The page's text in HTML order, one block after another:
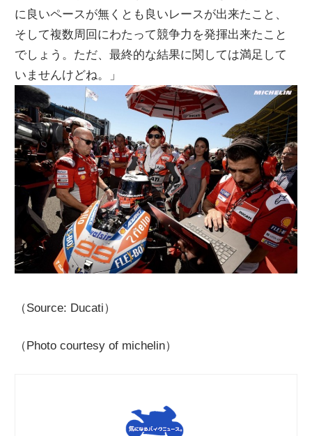
に良いペースが無くとも良いレースが出来たこと、
そして複数周回にわたって競争力を発揮出来たこと
でしょう。ただ、最終的な結果に関しては満足して
いませんけどね。」
（Source: Ducati）
（Photo courtesy of michelin）